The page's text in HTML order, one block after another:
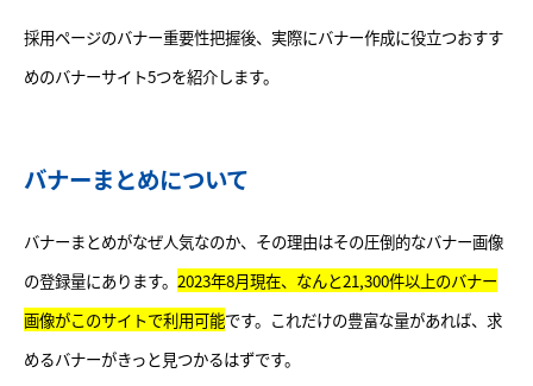
採用ページのバナー重要性把握後、実際にバナー作成に役立つおすす
めのバナーサイト5つを紹介します。
バナーまとめについて
バナーまとめがなぜ人気なのか、その理由はその圧倒的なバナー画像
の登録量にあります。 2023年8月現在、なんと21,300件以上のバナー
画像がこのサイトで利用可能です。これだけの豊富な量があれば、求
めるバナーがきっと見つかるはずです。